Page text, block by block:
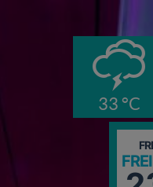
0
33 °C